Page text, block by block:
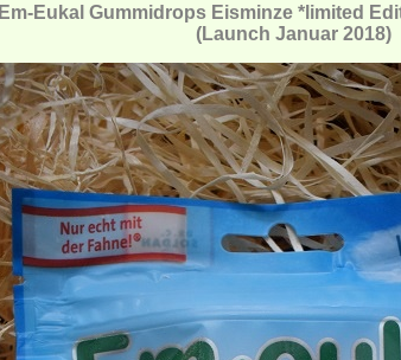
Em-Eukal Gummidrops Eisminze *limited
(Launch Januar 2018)